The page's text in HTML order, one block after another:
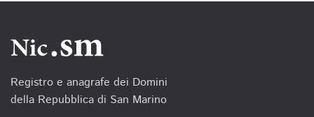
Registro e anagrafe dei Domini
della Repubblica di San Marino